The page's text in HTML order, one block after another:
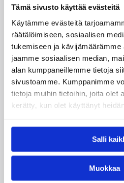
Tämä sivusto käyttää evästeitä
Käytämme evästeitä
räätälöimiseen, sosiaalisen
tukemiseen ja
jaamme sosiaalisen median,
alan kumppaneillemme tietoja
sivustoamme. Kumppanimme
tietoja muihin tietoihin, joita olet
kerätty, kun olet käyttänyt
Salli
Muokkaa
Miljoona koria! -
17.8.
Haaste tarjoaa seuroille
innostaa mukaan uusia
yhteistyötä koulujen kanssa.